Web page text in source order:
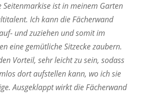
Seitenmarkise ist in meinem Garten
Ich kann die Fächerwand
und zuziehen und somit im
eine gemütliche Sitzecke zaubern.
Vorteil, sehr leicht zu sein, sodass
dort aufstellen kann, wo ich sie
Ausgeklappt wirkt die Fächerwand